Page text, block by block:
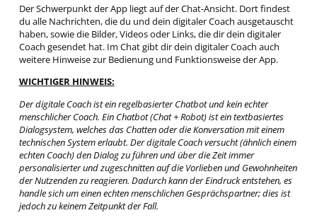
Der Schwerpunkt der App liegt auf der Chat-Ansicht. Dort findest
du alle Nachrichten, die du und dein digitaler Coach ausgetauscht
haben, sowie die Bilder, Videos oder Links, die dir dein digitaler
Coach gesendet hat. Im Chat gibt dir dein digitaler Coach auch
weitere Hinweise zur Bedienung und Funktionsweise der App.
WICHTIGER HINWEIS:
Der digitale Coach ist ein regelbasierter Chatbot und kein echter
menschlicher Coach. Ein Chatbot (Chat + Robot) ist ein textbasiertes
Dialogsystem, welches das Chatten oder die Konversation mit einem
technischen System erlaubt. Der digitale Coach versucht (ähnlich einem
echten Coach) den Dialog zu führen und über die Zeit immer
personalisierter und zugeschnitten auf die Vorlieben und Gewohnheiten
der Nutzenden zu reagieren. Dadurch kann der Eindruck entstehen, es
handle sich um einen echten menschlichen Gesprächspartner; dies ist
jedoch zu keinem Zeitpunkt der Fall.